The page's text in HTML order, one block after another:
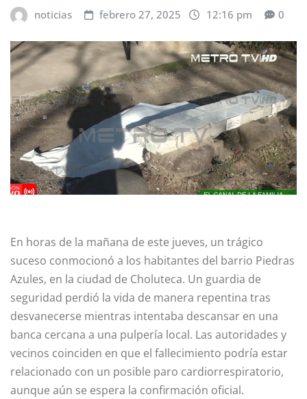
noticias febrero 27, 2025 12:16 pm 0
En horas de la mañana de este jueves, un trágico
suceso conmocionó a los habitantes del barrio Piedras
Azules, en la ciudad de Choluteca. Un guardia de
seguridad perdió la vida de manera repentina tras
desvanecerse mientras intentaba descansar en una
banca cercana a una pulpería local. Las autoridades y
vecinos coinciden en que el fallecimiento podría estar
relacionado con un posible paro cardiorrespiratorio,
aunque aún se espera la confirmación oficial.